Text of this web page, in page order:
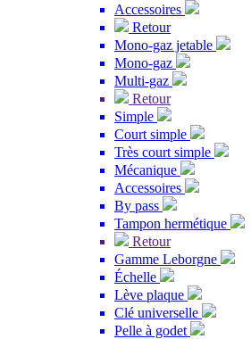
Accessoires
Retour
Mono-gaz jetable
Mono-gaz
Multi-gaz
Retour
Simple
Court simple
Très court simple
Mécanique
Accessoires
By pass
Tampon hermétique
Retour
Gamme Leborgne
Échelle
Lève plaque
Clé universelle
Pelle à godet